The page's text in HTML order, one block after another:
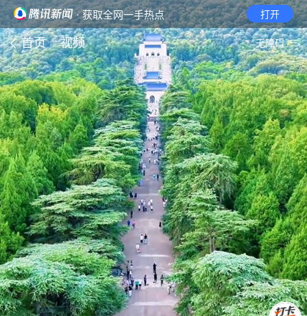
· 获取全网一手热点 打开
首页 视频 无障碍